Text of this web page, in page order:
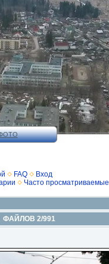
FAQ
Вход
Часто просматриваемые
ФАЙЛОВ 2/991